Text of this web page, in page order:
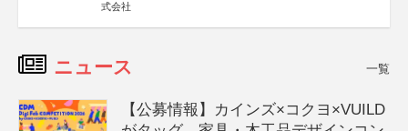
式会社
ニュース 一覧
【公募情報】カインズ×コクヨ×VUILD